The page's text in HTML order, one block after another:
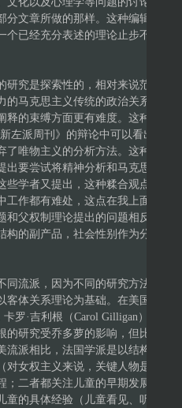
分文章所做的那样。这种编辑思路
个已经充分表述的理论止步不前，
研究是探索性的，相对来说范围很
的马克思主义传统的政治关系更贴
释的束缚方面更有难度。这种困难
左派周刊》的辩论中可以看出来
了唯物主义的分析方法。这种难度
出要尝试将精神分析和马克思主义
些学者又提出，这种糅合观点行不
工作都有难处，这点在我上面提到
和父权制理论提出的问题相反。在
构的副产品，社会性别作为分析范
同流派，因为不同的研究方法是根
体关系理论为基础。在美国，南
罗·吉利根（Carol Gilligan）也对
的研究受乔多萝的影响，但比较少
流派相比，法国学派是以结构主义
对女权主义来说，关键人物是雅克·
；二者都关注儿童的早期发展，以
童的具体经验（儿童看见、听见、